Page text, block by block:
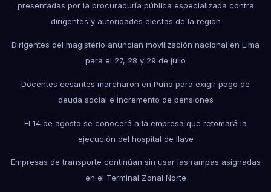
presentadas por la procuraduría pública especializada contra
dirigentes y autoridades electas de la región
Dirigentes del magisterio anuncian movilización nacional en Lima
para el 27, 28 y 29 de julio
Docentes cesantes marcharon en Puno para exigir pago de
deuda social e incremento de pensiones
El 14 de agosto se conocerá a la empresa que retomará la
ejecución del hospital de Ilave
Empresas de transporte continúan sin usar las rampas asignadas
en el Terminal Zonal Norte